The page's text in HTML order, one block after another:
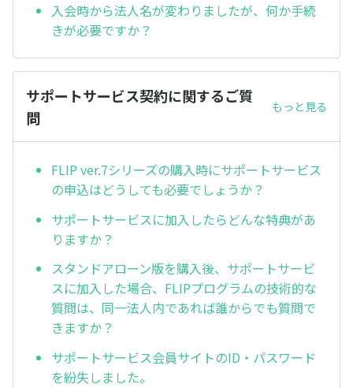
入会時から法人名が変わりましたが、何か手続
きが必要ですか？
サポートサービス契約に関するご質
問
もっと見る
FLIP ver.7シリーズの購入時にサポートサービス
の申込はどうしても必要でしょうか？
サポートサービスに加入したらどんな特典があ
りますか？
スタンドアローン版を購入後、サポートサービ
スに加入した場合、FLIPプログラムの技術的な
質問は、同一法人内であれば誰からでも質問で
きますか？
サポートサービス会員サイトのID・パスワード
を紛失しました。